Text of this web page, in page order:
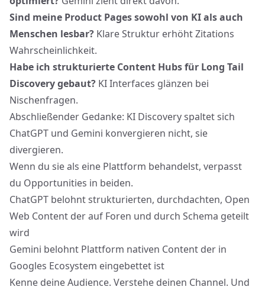
Sind meine Product Pages sowohl von KI als auch
Menschen lesbar? Klare Struktur erhöhtZitations
Wahrscheinlichkeit.
Habe ich strukturierte Content Hubs für Long Tail
Discovery gebaut? KI Interfaces glänzen bei
Nischenfragen.
Abschließender Gedanke: KI Discovery spaltet sich
ChatGPT und Gemini konvergieren nicht, sie
divergieren.
Wenn du sie als eine Plattform behandelst, verpasst
du Opportunities in beiden.
ChatGPT belohnt strukturierten, durchdachten, Open
Web Content der auf Foren und durch Schema geteilt
wird
Gemini belohnt Plattform nativen Content der in
Googles Ecosystem eingebettet ist
Kenne deine Audience. Verstehe deinen Channel. Und